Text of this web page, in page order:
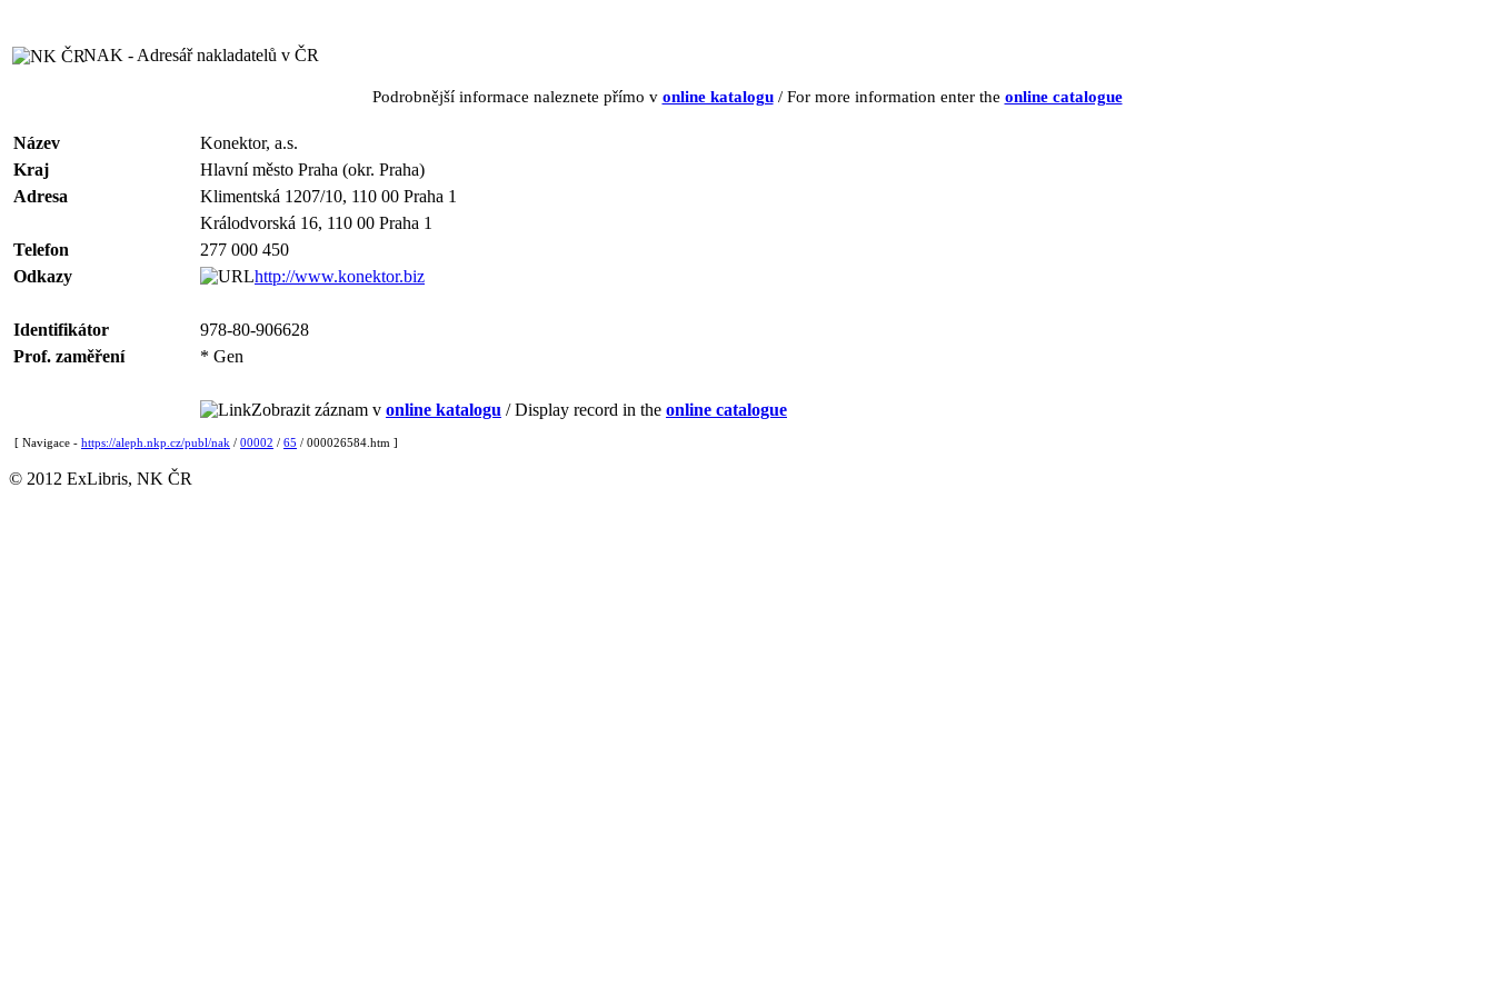
NAK - Adresář nakladatelů v ČR
Podrobnější informace naleznete přímo v online katalogu/ For more information enter the online catalogue
Název
Konektor, a.s.
Kraj
Hlavní město Praha (okr. Praha)
Adresa
Klimentská 1207/10, 110 00 Praha 1
Králodvorská 16, 110 00 Praha 1
Telefon
277 000 450
Odkazy
http://www.konektor.biz
Identifikátor
978-80-906628
Prof. zaměření
* Gen
Zobrazit záznam v online katalogu / Display record in the online catalogue
[ Navigace - https://aleph.nkp.cz/publ/nak / 00002 / 65 / 000026584.htm ]
© 2012 ExLibris, NK ČR